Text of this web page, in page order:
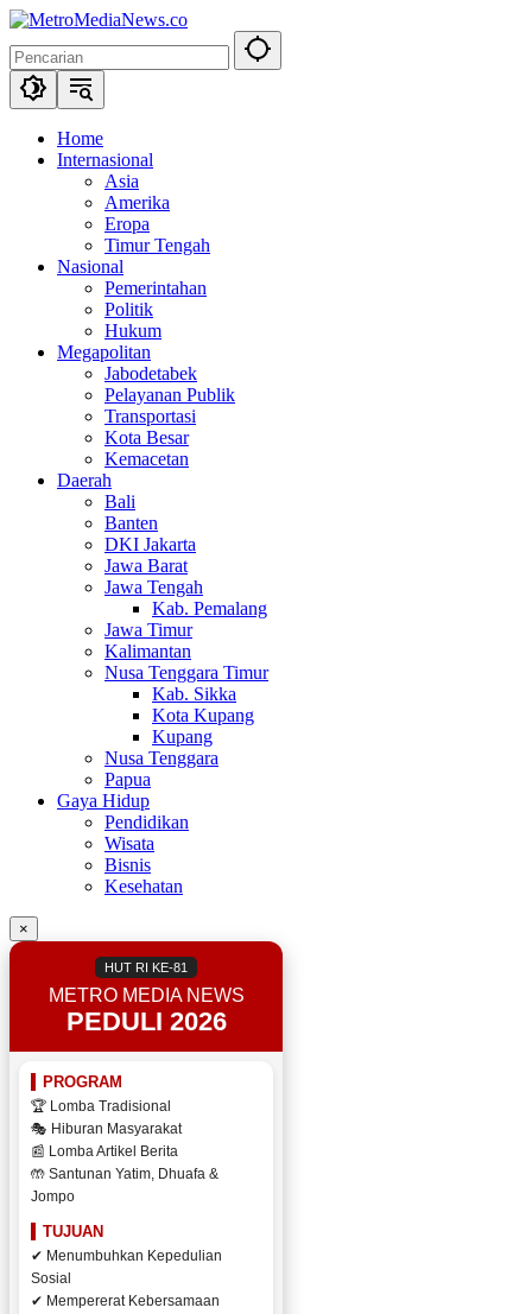
Langsung
konten
Home
Internasional
Asia
Amerika
Eropa
Timur Tengah
Nasional
Pemerintahan
Politik
Hukum
Megapolitan
Jabodetabek
Pelayanan Publik
Transportasi
Kota Besar
Kemacetan
Daerah
Bali
Banten
DKI Jakarta
Jawa Barat
Jawa Tengah
Kab. Pemalang
Jawa Timur
Kalimantan
Nusa Tenggara Timur
Kab. Sikka
Kota Kupang
Kupang
Nusa Tenggara
Papua
Gaya Hidup
Pendidikan
Wisata
Bisnis
Kesehatan
×
HUT RI KE-81
METRO MEDIA NEWS
PEDULI 2026
PROGRAM
🏆 Lomba Tradisional
🎭 Hiburan Masyarakat
📰 Lomba Artikel Berita
🤲 Santunan Yatim, Dhuafa &
Jompo
TUJUAN
✔ Menumbuhkan Kepedulian
Sosial
✔ Mempererat Kebersamaan